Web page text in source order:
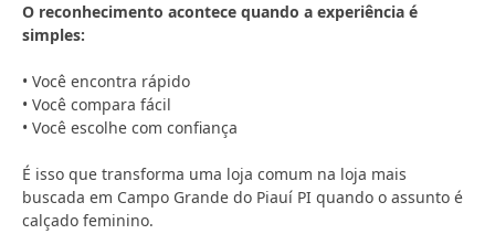
O reconhecimento acontece quando a experiência é
simples:
• Você encontra rápido
• Você compara fácil
• Você escolhe com confiança
É isso que transforma uma loja comum na loja mais
buscada em Campo Grande do Piauí PI quando o assunto é
calçado feminino.